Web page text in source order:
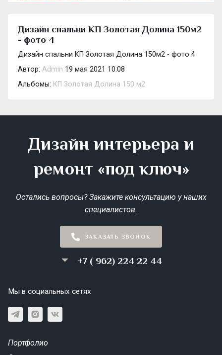
Дизайн спальни КП Золотая Долина 150м2
- фото 4
Дизайн спальни КП Золотая Долина 150м2 - фото 4
Автор: Admin 19 мая 2021 10:08
Альбомы: КП Золотая Долина 150 м2
Дизайн интерьера и
ремонт «под ключ»
Остались вопросы? Закажите консультацию у наших
специалистов.
ЗАКАЗАТЬ ЗВОНОК
+7 ( 962) 224 22 44
Мы в социальных сетях
Портфолио